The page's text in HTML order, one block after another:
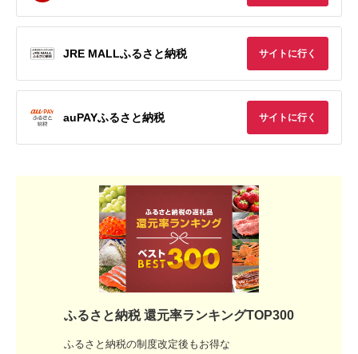
JRE MALLふるさと納税 サイトに行く
auPAYふるさと納税 サイトに行く
ふるさと納税 還元率ランキングTOP300
ふるさと納税の制度改定後もお得な